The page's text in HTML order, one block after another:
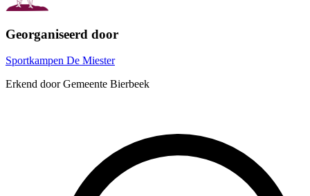
Georganiseerd door
Sportkampen De Miester
Erkend door Gemeente Bierbeek